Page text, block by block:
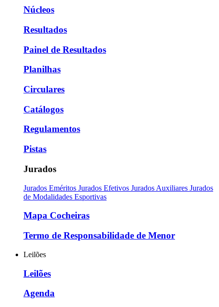
Núcleos
Resultados
Painel de Resultados
Planilhas
Circulares
Catálogos
Regulamentos
Pistas
Jurados
Jurados Eméritos Jurados Efetivos Jurados Auxiliares Jurados
de Modalidades Esportivas
Mapa Cocheiras
Termo de Responsabilidade de Menor
Leilões
Leilões
Agenda